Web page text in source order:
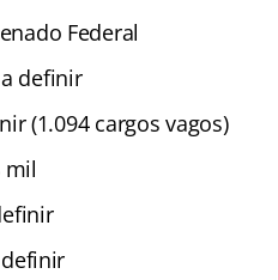
Federal
definir
(1.094 cargos vagos)
mil